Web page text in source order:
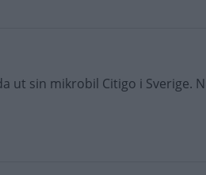
ut sin mikrobil Citigo i Sverige.